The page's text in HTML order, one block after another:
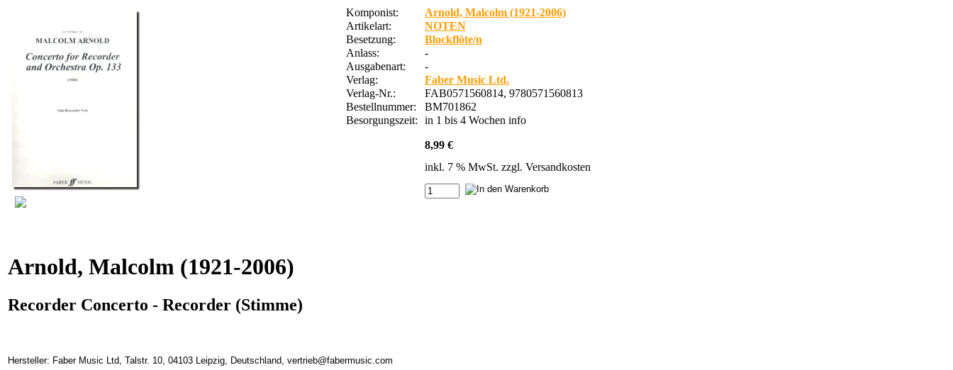
Komponist:
Arnold, Malcolm (1921-2006)
Artikelart:
NOTEN
Besetzung:
Blockflöte/n
Anlass:
-
Ausgabenart:
-
Verlag:
Faber Music Ltd.
Verlag-Nr.:
FAB0571560814, 9780571560813
Bestellnummer:
BM701862
Besorgungszeit:
in 1 bis 4 Wochen info
8,99 €
inkl. 7 % MwSt. zzgl. Versandkosten
Arnold, Malcolm (1921-2006)
Recorder Concerto - Recorder (Stimme)
Hersteller: Faber Music Ltd, Talstr. 10, 04103 Leipzig, Deutschland, vertrieb@fabermusic.com